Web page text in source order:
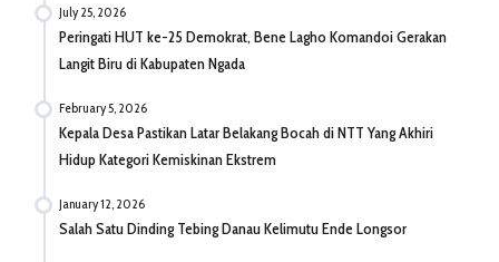
July 25, 2026
Peringati HUT ke-25 Demokrat, Bene Lagho Komandoi Gerakan
Langit Biru di Kabupaten Ngada
February 5, 2026
Kepala Desa Pastikan Latar Belakang Bocah di NTT Yang Akhiri
Hidup Kategori Kemiskinan Ekstrem
January 12, 2026
Salah Satu Dinding Tebing Danau Kelimutu Ende Longsor